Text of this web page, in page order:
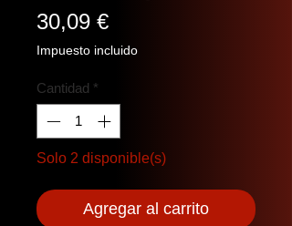
30,09 €Precio
Impuesto incluido
Cantidad *
Solo 2 disponible(s)
Agregar al carrito